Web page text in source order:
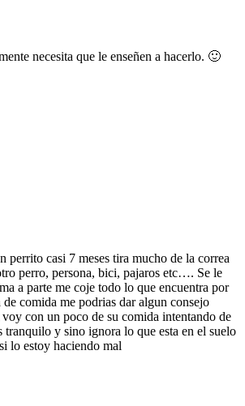
necesita que le enseñen a hacerlo. 🙂
perrito casi 7 meses tira mucho de la correa
perro, persona, bici, pajaros etc…. Se le
a parte me coje todo lo que encuentra por
de comida me podrias dar algun consejo
con un poco de su comida intentando de
tranquilo y sino ignora lo que esta en el suelo
lo estoy haciendo mal